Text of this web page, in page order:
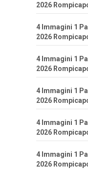
2026
4 Immagini 1
2026
4 Immagini 1
2026
4 Immagini 1
2026
4 Immagini 1
2026
4 Immagini 1
2026